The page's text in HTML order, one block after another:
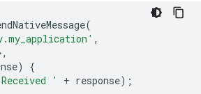
(
,
)
{
' + response);